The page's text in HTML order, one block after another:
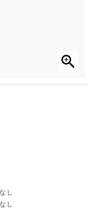
なし
なし